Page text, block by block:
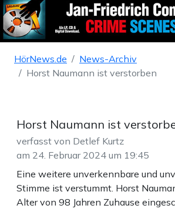
HörNews.de
News-Archiv
Horst Naumann ist verstorben
Horst Naumann ist
verfasst von Detlef Kurtz
am 24. Februar 2024 um 19:45
Eine weitere unverkennbare und
Stimme ist verstummt. Horst
Alter von 98 Jahren Zuhause